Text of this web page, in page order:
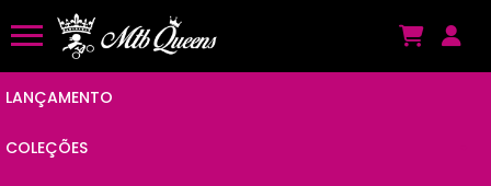
LANÇAMENTO
COLEÇÕES